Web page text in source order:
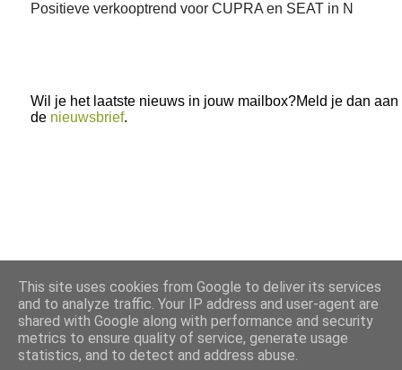
Positieve verkooptrend voor CUPRA en SEAT in N
Wil je het laatste nieuws in jouw mailbox?Meld je dan aan
de nieuwsbrief.
This site uses cookies from Google to deliver its services
and to analyze traffic. Your IP address and user-agent are
shared with Google along with performance and security
metrics to ensure quality of service, generate usage
statistics, and to detect and address abuse.